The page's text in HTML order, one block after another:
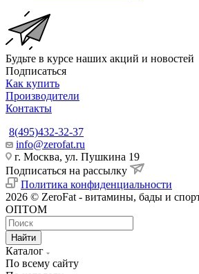
Будьте в курсе наших акций и новостей
Подписаться
Как купить
Производители
Контакты
8(495)432-32-37
info@zerofat.ru
г. Москва, ул. Пушкина 19
Подписаться на рассылку
Политика конфиденциальности
2026 © ZeroFat - витамины, бады и
ОПТОМ
Найти
Каталог
По всему сайту